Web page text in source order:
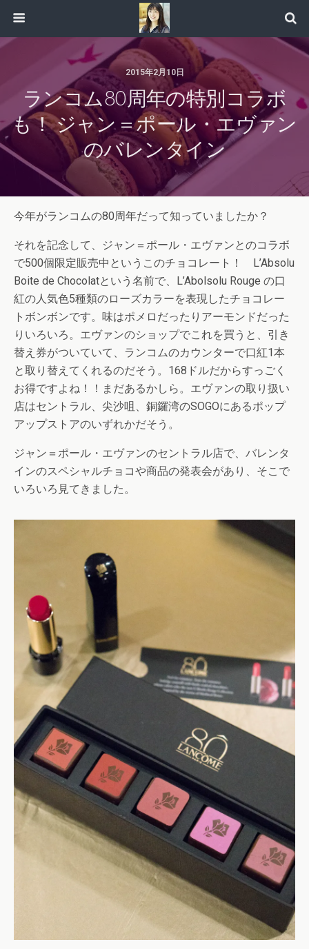
2015年2月10日
ランコム80周年の特別コラボ
も！ ジャン＝ポール・エヴァン
のバレンタイン
今年がランコムの80周年だって知っていましたか？
それを記念して、ジャン＝ポール・エヴァンとのコラボ
で500個限定販売中というこのチョコレート！ L’Absolu
Boite de Chocolatという名前で、L’Abolsolu Rouge の口
紅の人気色5種類のローズカラーを表現したチョコレー
トボンボンです。味はポメロだったりアーモンドだった
りいろいろ。エヴァンのショップでこれを買うと、引き
替え券がついていて、ランコムのカウンターで口紅1本
と取り替えてくれるのだそう。168ドルだからすっごく
お得ですよね！！まだあるかしら。エヴァンの取り扱い
店はセントラル、尖沙咀、銅鑼湾のSOGOにあるポップ
アップストアのいずれかだそう。
ジャン＝ポール・エヴァンのセントラル店で、バレンタ
インのスペシャルチョコや商品の発表会があり、そこで
いろいろ見てきました。